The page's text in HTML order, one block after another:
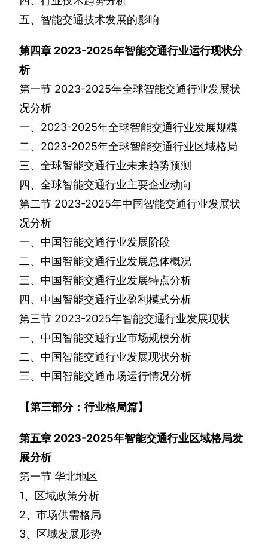
五、智能交通技术发展的影响
第四章 2023-2025年智能交通行业运行现状分
析
第一节 2023-2025年全球智能交通行业发展状
况分析
一、 2023-2025年全球智能交通行业发展规模
二、 2023-2025年全球智能交通行业区域格局
三、全球智能交通行业未来趋势预测
四、全球智能交通行业主要企业动向
第二节 2023-2025年中国智能交通行业发展状
况分析
一、中国智能交通行业发展阶段
二、中国智能交通行业发展总体概况
三、中国智能交通行业发展特点分析
四、中国智能交通行业盈利模式分析
第三节 2023-2025年智能交通行业发展现状
一、中国智能交通行业市场规模分析
二、中国智能交通行业发展现状分析
三、中国智能交通市场运行情况分析
【第三部分：行业格局篇】
第五章 2023-2025年智能交通行业区域格局发
展分析
第一节 华北地区
1、区域政策分析
2、市场供需格局
3、区域发展形势